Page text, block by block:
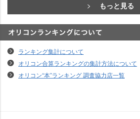
もっと見る
ランキング集計について
オリコン合算ランキングの集計方法について
オリコン“本”ランキング 調査協力店一覧